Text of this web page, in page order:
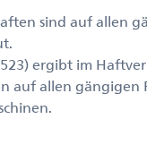
sind auf allen
523) ergibt im
auf allen gängigen